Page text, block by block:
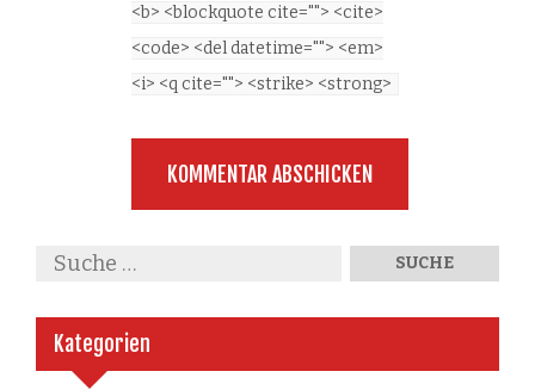
<b> <blockquote cite=""> <cite>
<code> <del datetime=""> <em>
<i> <q cite=""> <strike> <strong>
Kategorien